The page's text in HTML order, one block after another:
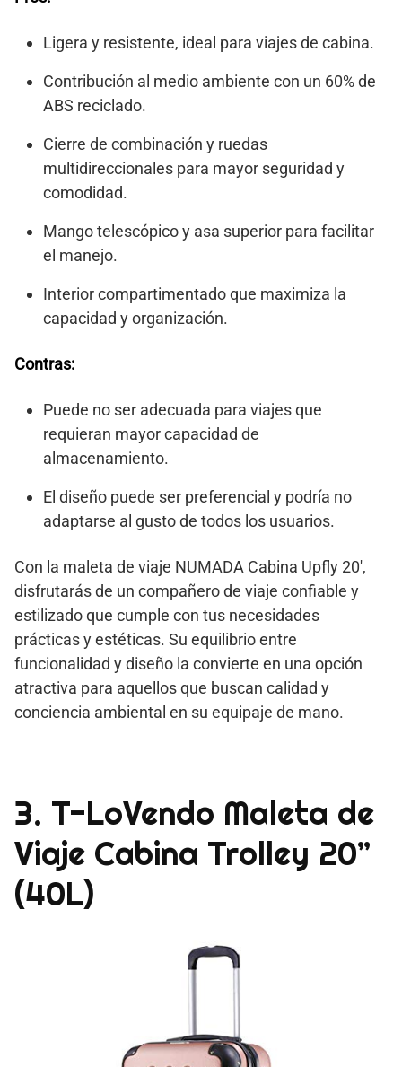
Ligera y resistente, ideal para viajes de cabina.
Contribución al medio ambiente con un 60% de
ABS reciclado.
Cierre de combinación y ruedas
multidireccionales para mayor seguridad y
comodidad.
Mango telescópico y asa superior para facilitar
el manejo.
Interior compartimentado que maximiza la
capacidad y organización.
Contras:
Puede no ser adecuada para viajes que
requieran mayor capacidad de
almacenamiento.
El diseño puede ser preferencial y podría no
adaptarse al gusto de todos los usuarios.
Con la maleta de viaje NUMADA Cabina Upfly 20′,
disfrutarás de un compañero de viaje confiable y
estilizado que cumple con tus necesidades
prácticas y estéticas. Su equilibrio entre
funcionalidad y diseño la convierte en una opción
atractiva para aquellos que buscan calidad y
conciencia ambiental en su equipaje de mano.
3. T-LoVendo Maleta de
Viaje Cabina Trolley 20”
(40L)